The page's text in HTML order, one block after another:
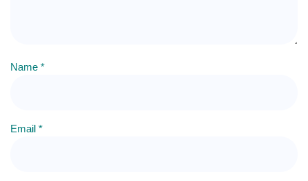
Name *
Email *